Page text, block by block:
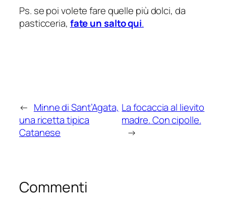
Ps. se poi volete fare quelle più dolci, da
pasticceria, fate un salto qui.
← Minne di Sant’Agata,
una ricetta tipica
Catanese
La focaccia al lievito
madre. Con cipolle.
→
Commenti